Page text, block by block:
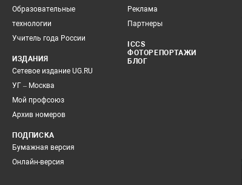
Образовательные
технологии
Учитель года России
ИЗДАНИЯ
Сетевое издание UG.RU
УГ – Москва
Мой профсоюз
Архив номеров
ПОДПИСКА
Бумажная версия
Онлайн-версия
Реклама
Партнеры
ICCS
ФОТОРЕПОРТАЖИ
БЛОГ